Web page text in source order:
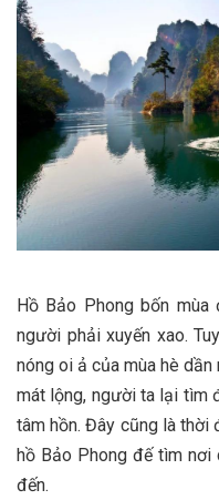
Hồ Bảo Phong bốn mùa
người phải xuyến xao.
nóng oi ả của mùa hè
mát lộng, người ta lại tìm
tâm hồn. Đây cũng là thời
hồ Bảo Phong đế tìm nơi
đến.